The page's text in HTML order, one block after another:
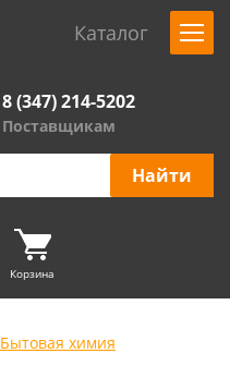
Каталог
8 (347) 214-5202
Поставщикам
Корзина
Бытовая химия